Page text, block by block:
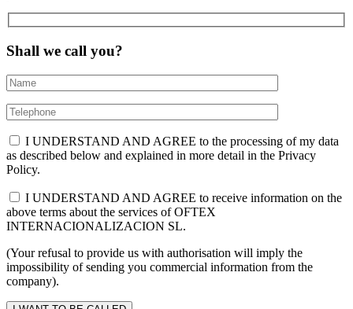
Shall we call you?
I UNDERSTAND AND AGREE to the processing of my data
as described below and explained in more detail in the Privacy
Policy.
I UNDERSTAND AND AGREE to receive information on the
above terms about the services of OFTEX
INTERNACIONALIZACION SL.
(Your refusal to provide us with authorisation will imply the
impossibility of sending you commercial information from the
company).